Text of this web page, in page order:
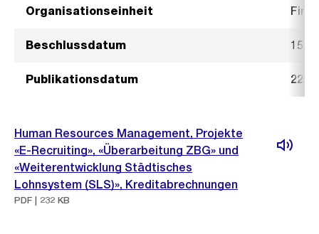
Organisationseinheit
Beschlussdatum 15.
Publikationsdatum 22.
Human Resources Management, Projekte
«E-Recruiting», «Überarbeitung ZBG» und
«Weiterentwicklung Städtisches
Lohnsystem (SLS)», Kreditabrechnungen
PDF | 232 KB